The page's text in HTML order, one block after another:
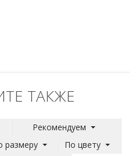
ТАКЖЕ
Рекомендуем
размеру
По цвету